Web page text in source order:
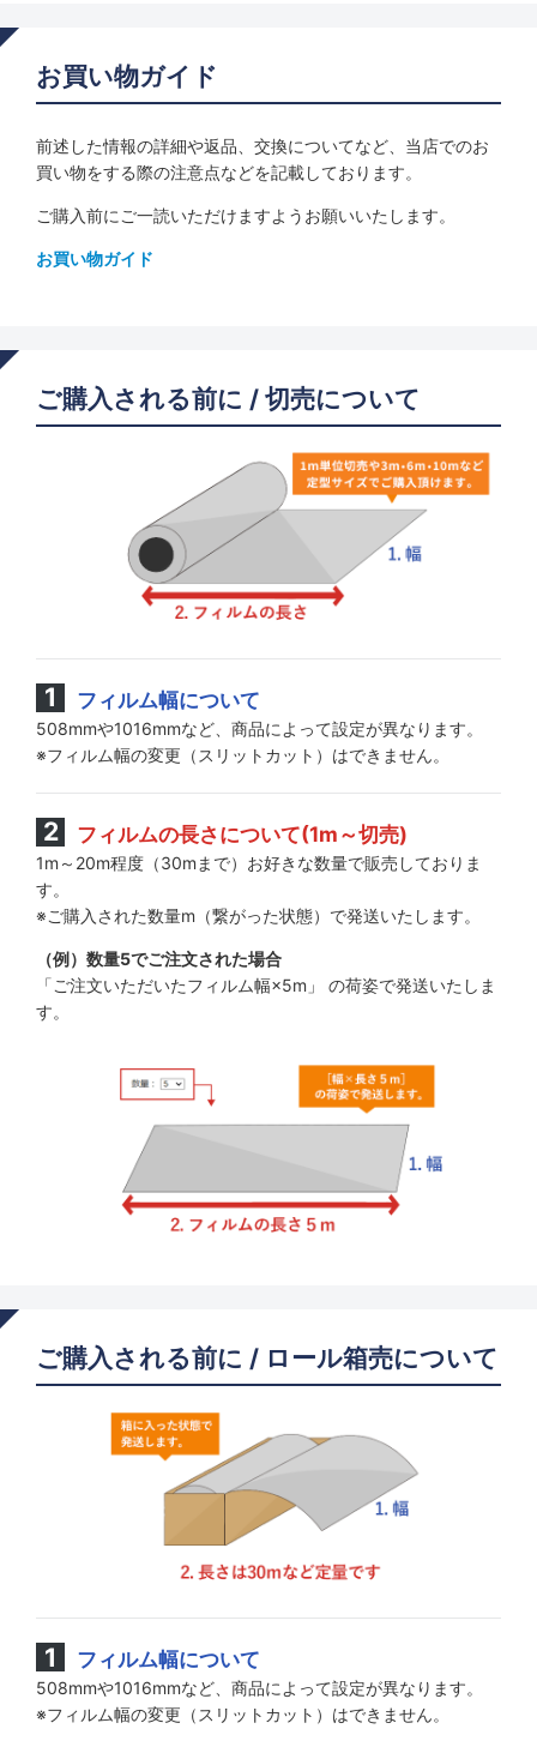
お買い物ガイド
前述した情報の詳細や返品、交換についてなど、当店でのお
買い物をする際の注意点などを記載しております。
ご購入前にご一読いただけますようお願いいたします。
お買い物ガイド
ご購入される前に / 切売について
フィルム幅について
508mmや1016mmなど、商品によって設定が異なります。
※フィルム幅の変更（スリットカット）はできません。
フィルムの長さについて(1m～切売)
1m～20m程度（30mまで）お好きな数量で販売しておりま
す。
※ご購入された数量m（繋がった状態）で発送いたします。
（例）数量5でご注文された場合
「ご注文いただいたフィルム幅×5m」 の荷姿で発送いたしま
す。
ご購入される前に / ロール箱売について
フィルム幅について
508mmや1016mmなど、商品によって設定が異なります。
※フィルム幅の変更（スリットカット）はできません。